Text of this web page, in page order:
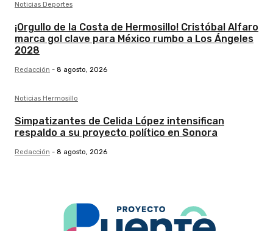
Noticias Deportes
¡Orgullo de la Costa de Hermosillo! Cristóbal Alfaro
marca gol clave para México rumbo a Los Ángeles
2028
Redacción - 8 agosto, 2026
Noticias Hermosillo
Simpatizantes de Celida López intensifican
respaldo a su proyecto político en Sonora
Redacción - 8 agosto, 2026